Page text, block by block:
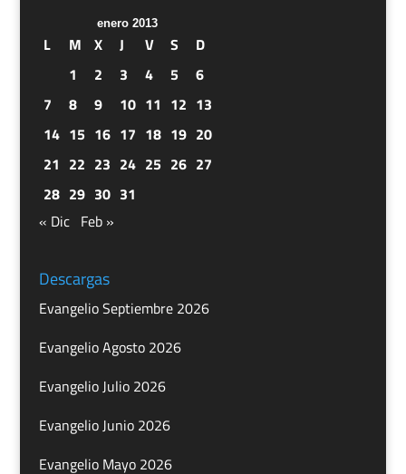
enero 2013
L M X J V S
D
1
2 3 4 5
6
7
8 9 10 11 12 13
14 15 16 17 18 19 20
21 22 23 24 25 26 27
28 29 30 31
« Dic Feb »
Descargas
Evangelio Septiembre 2026
Evangelio Agosto 2026
Evangelio Julio 2026
Evangelio Junio 2026
Evangelio Mayo 2026